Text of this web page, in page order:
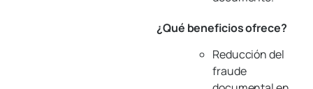
¿Qué beneficios ofrece?
Reducción del
fraude